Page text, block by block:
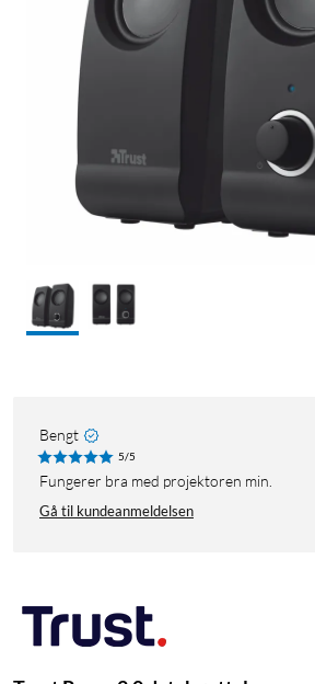
Bengt
5/5
fungerer bra med projektoren min.
Gå til kundeanmeldelsen